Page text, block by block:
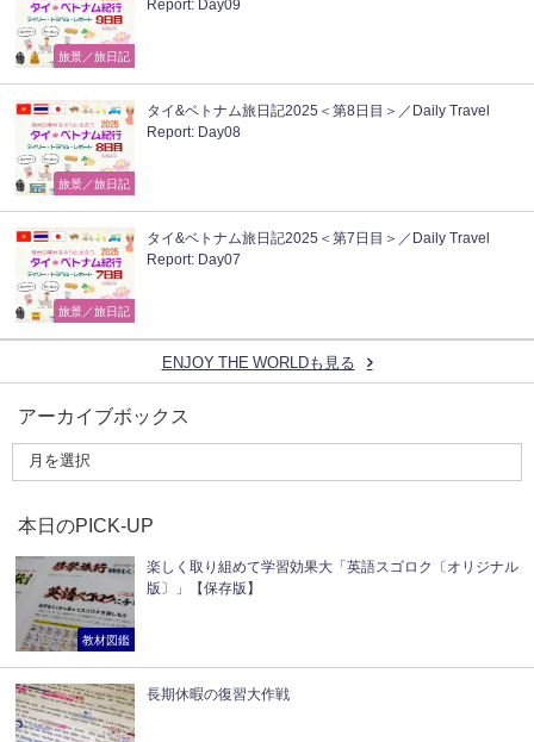
旅景／旅日記
Report: Day09
旅景／旅日記
タイ&ベトナム旅日記2025＜第8日目＞／Daily Travel
Report: Day08
旅景／旅日記
タイ&ベトナム旅日記2025＜第7日目＞／Daily Travel
Report: Day07
ENJOY THE WORLDも見る
アーカイブボックス
本日のPICK-UP
教材図鑑
楽しく取り組めて学習効果大「英語スゴロク〔オリジナル
版〕」【保存版】
長期休暇の復習大作戦